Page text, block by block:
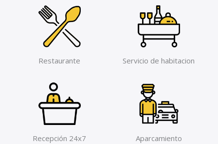
Restaurante Servicio de habitacion
Recepción 24x7 Aparcamiento